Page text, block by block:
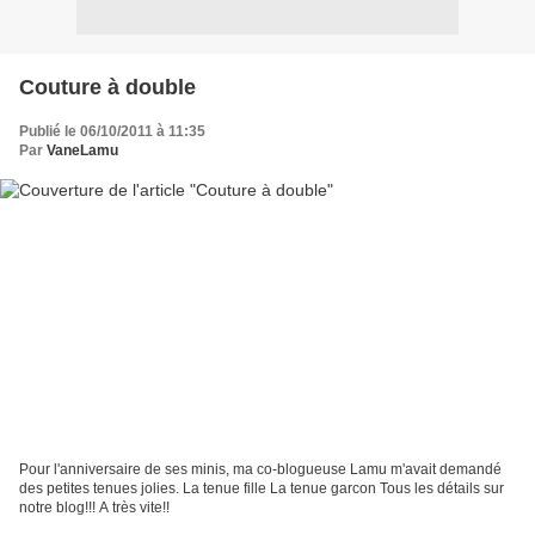
Couture à double
Publié le 06/10/2011 à 11:35
Par VaneLamu
Pour l'anniversaire de ses minis, ma co-blogueuse Lamu m'avait demandé
des petites tenues jolies. La tenue fille La tenue garcon Tous les détails sur
notre blog!!! A très vite!!